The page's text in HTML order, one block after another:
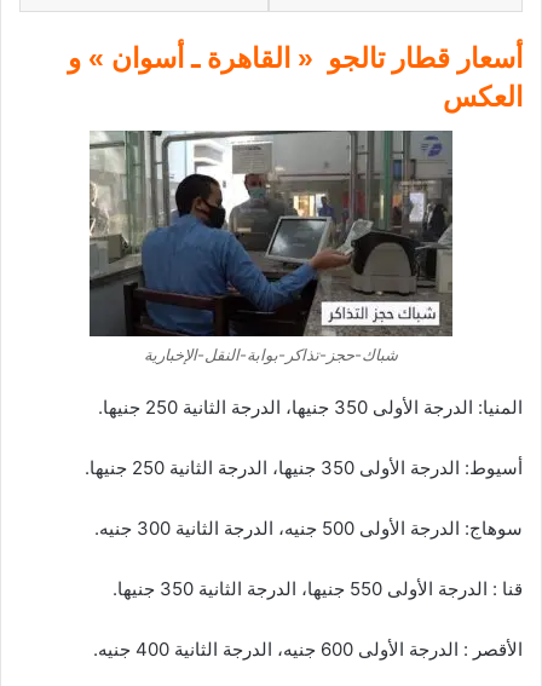
أسعار قطار تالجو « القاهرة ـ أسوان » و
العكس
شباك-حجز-تذاكر-بوابة-النقل-الإخبارية
المنيا: الدرجة الأولى جنيها، الدرجة الثانية جنيها.
أسيوط: الدرجة الأولى جنيها، الدرجة الثانية جنيها.
سوهاج: الدرجة الأولى جنيه، الدرجة الثانية جنيه.
قنا : الدرجة الأولى جنيها، الدرجة الثانية جنيها.
الأقصر : الدرجة الأولى جنيه، الدرجة الثانية جنيه.